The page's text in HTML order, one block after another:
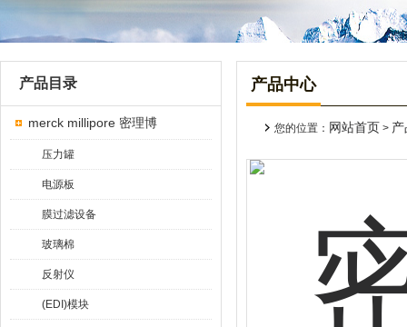
产品目录
merck millipore 密理博
压力罐
电源板
膜过滤设备
玻璃棉
反射仪
(EDI)模块
产品中心
您的位置： 网站首页 >